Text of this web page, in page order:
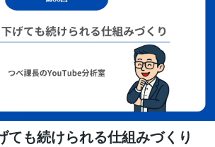
ても続けられる仕組みづくり